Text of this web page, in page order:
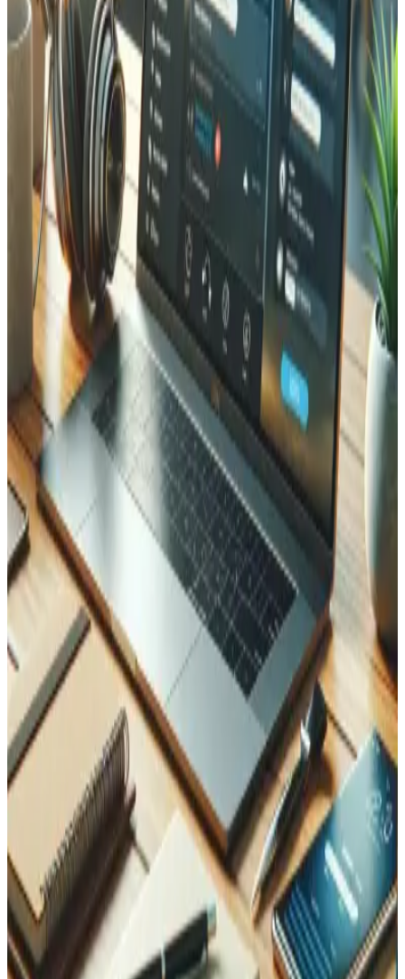
Zentralisierte ETL-Plattform, die Abrechnungs-,
Marketing- und E-Commerce-Daten aus mehreren
Quellen in umsetzbare Dashboards vereint.
Laravel ETL APIDashboards
verbundene Werbepartner
Zurückgewonnen
verlorene Conversions
Cookie-Abhängigkeit
EchteROI-Transparenz
S2S Conversion Tracking
Serverseitiges Conversion-Tracking-System, das
Browser-Pixel ersetzt und verlorene Daten von über 15
Werbepartnern zurückgewinnt.
PHP
Server-SideMarketing
Walter
Enterprise-Migration von Vue 2 auf Vue 3 mit ISO-27001-
Konformität, Performance-Verbesserungen und moderner
Architektur.
Vue.js
TypeScript Node.js
SwissCoding
Neugestaltung strategischer Seiten, Harmonisierung der
visuellen Identität und kontinuierliche Wartung der
Website eines Schweizer Code-Bildungsunternehmens.
WordPressElementor
Zuletzt aktualisiert: April 2026
Kontaktieren Sie uns
Kontaktieren Sie uns — wir sind für Sie da! Jetzt auf